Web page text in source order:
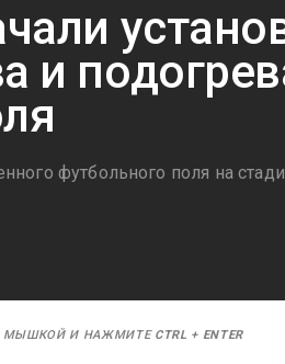
и
футбольного поля на
МЫШКОЙ И НАЖМИТЕ CTRL + ENTER